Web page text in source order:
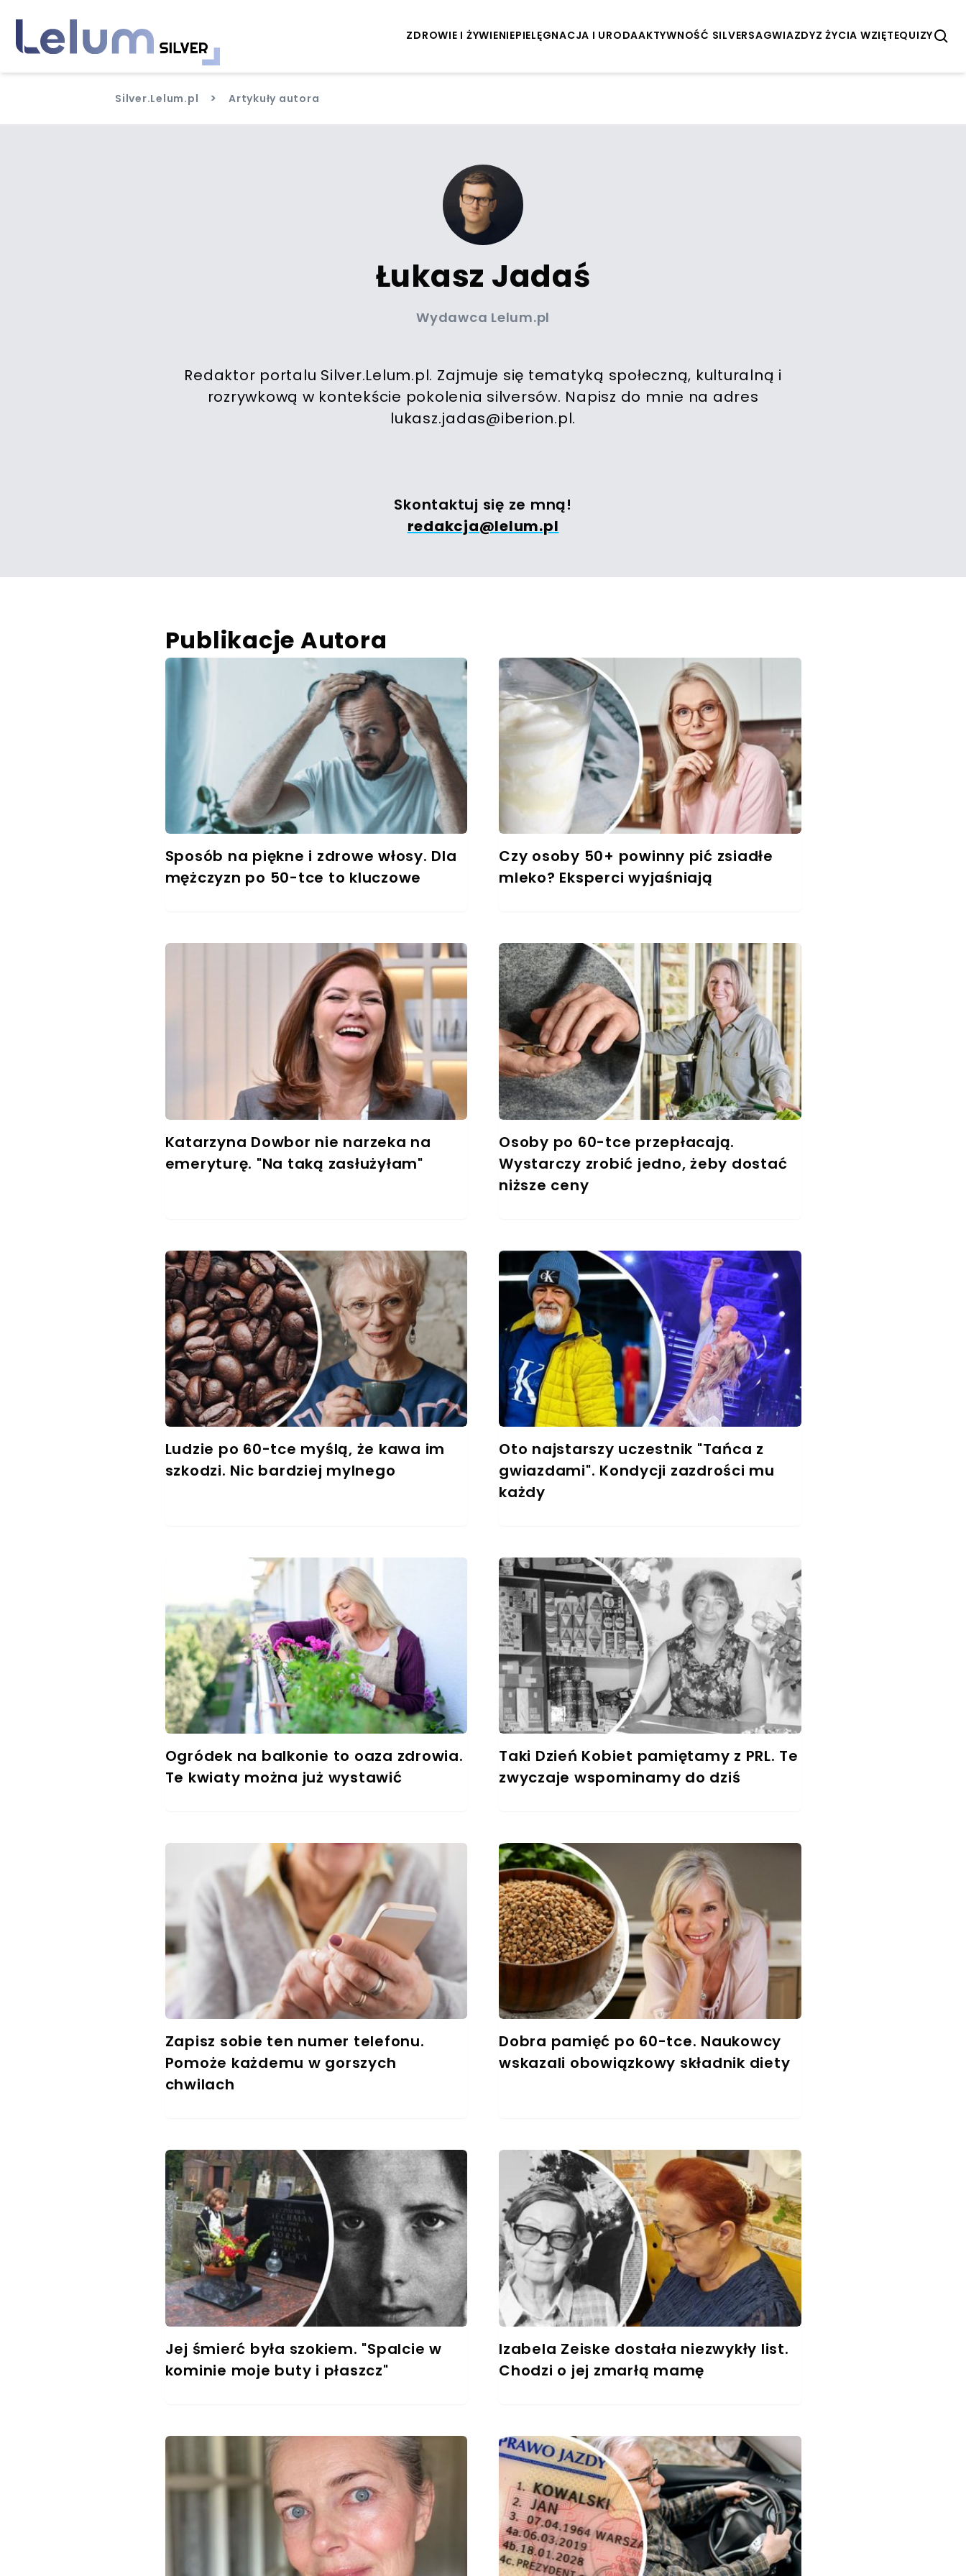
ZDROWIE I ŻYWIENIEPIELĘGNACJA I URODAAKTYWNOŚĆ SILVERSAGWIAZDYZ ŻYCIA WZIĘTEQUIZY
Silver.Lelum.pl > Artykuły autora
Łukasz Jadaś
Wydawca Lelum.pl
Redaktor portalu Silver.Lelum.pl. Zajmuje się tematyką społeczną, kulturalną i
rozrywkową w kontekście pokolenia silversów. Napisz do mnie na adres
lukasz.jadas@iberion.pl.
Skontaktuj się ze mną!
redakcja@lelum.pl
Publikacje Autora
Sposób na piękne i zdrowe włosy. Dla
mężczyzn po 50-tce to kluczowe
Czy osoby 50+ powinny pić zsiadłe
mleko? Eksperci wyjaśniają
Katarzyna Dowbor nie narzeka na
emeryturę. "Na taką zasłużyłam"
Osoby po 60-tce przepłacają.
Wystarczy zrobić jedno, żeby dostać
niższe ceny
Ludzie po 60-tce myślą, że kawa im
szkodzi. Nic bardziej mylnego
Oto najstarszy uczestnik "Tańca z
gwiazdami". Kondycji zazdrości mu
każdy
Ogródek na balkonie to oaza zdrowia.
Te kwiaty można już wystawić
Taki Dzień Kobiet pamiętamy z PRL. Te
zwyczaje wspominamy do dziś
Zapisz sobie ten numer telefonu.
Pomoże każdemu w gorszych
chwilach
Dobra pamięć po 60-tce. Naukowcy
wskazali obowiązkowy składnik diety
Jej śmierć była szokiem. "Spalcie w
kominie moje buty i płaszcz"
Izabela Zeiske dostała niezwykły list.
Chodzi o jej zmarłą mamę